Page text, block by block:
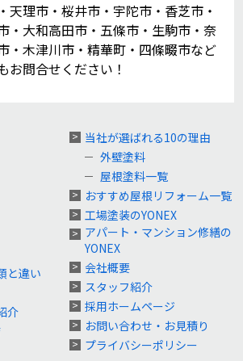
天理市・桜井市・宇陀市・香芝市・
・大和高田市・五條市・生駒市・奈
・木津川市・精華町・四條畷市など
お問合せください！
と違い
介
当社が選ばれる10の理由
外壁塗料
屋根塗料一覧
おすすめ屋根リフォーム一覧
工場塗装のYONEX
アパート・マンション修繕の
YONEX
会社概要
スタッフ紹介
採用ホームページ
お問い合わせ・お見積り
プライバシーポリシー